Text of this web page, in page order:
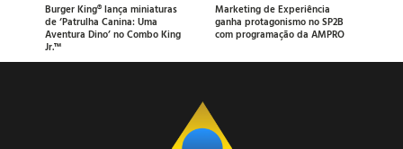
Burger King® lança miniaturas
de ‘Patrulha Canina: Uma
Aventura Dino’ no Combo King
Jr.™
Marketing de Experiência
ganha protagonismo no SP2B
com programação da AMPRO